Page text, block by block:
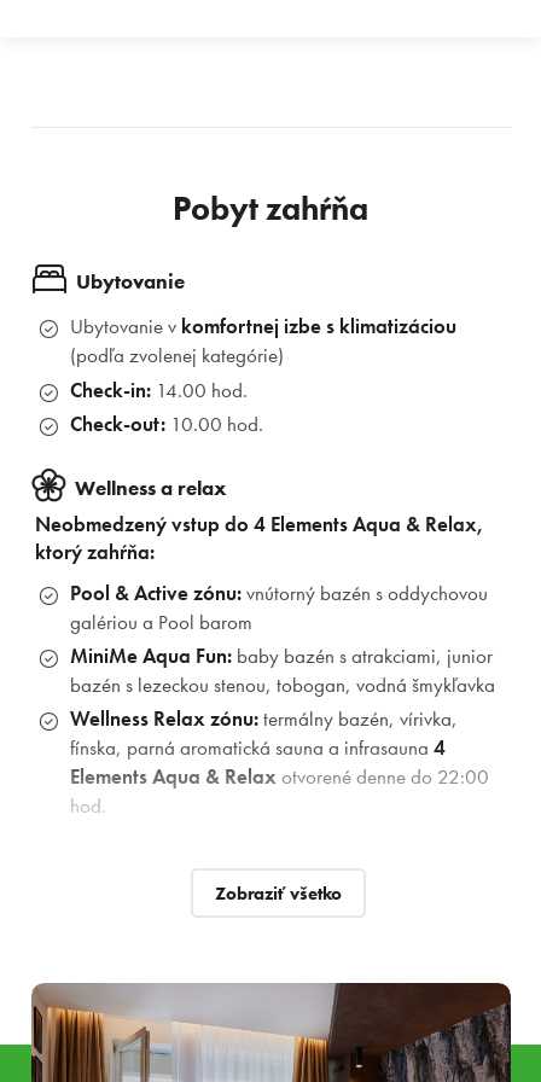
Pobyt zahŕňa
Ubytovanie
Ubytovanie vkomfortnej izbe s klimatizáciou
(podľa zvolenej kategórie)
Check-in:14.00 hod.
Check-out: 10.00 hod.
Wellness a relax
Neobmedzený vstup do 4 Elements Aqua & Relax,
ktorý zahŕňa:
Pool & Active zónu:vnútorný bazén s oddychovou
galériou a Pool barom
MiniMe Aqua Fun:baby bazén s atrakciami, junior
bazén s lezeckou stenou, tobogan, vodná šmykľavka
Wellness Relax zónu:termálny bazén, vírivka,
fínska, parná aromatická sauna a infrasauna 4
Elements Aqua & Relaxotvorené denne do 22:00
hod.
Welcome drinkpre celú rodinu
stolovs výberom obohateným ovegan kútikako aj
gluten
*V prípade nízkej obsadenosti hotela je večera formou výberu
z ponuky Á la Carte menu
Zobraziť všetko